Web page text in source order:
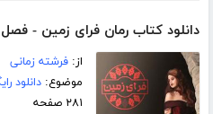
دانلود کتاب رمان فرای زمین -
از:فرشته زمانی
موضوع:دانلود
۲۸۱ صفحه